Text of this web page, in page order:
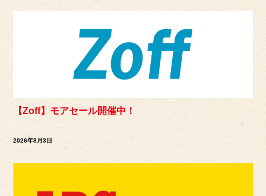
【Zoff】モアセール開催中！
2026年8月3日